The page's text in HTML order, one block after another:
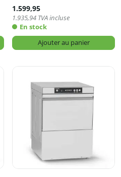
1.599,95
1.935,94 TVA incluse
En stock
Ajouter au panier